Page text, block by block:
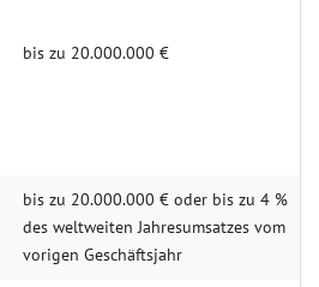
bis zu 20.000.000 €
bis zu 20.000.000 € oder bis zu 4 %
des weltweiten Jahresumsatzes vom
vorigen Geschäftsjahr